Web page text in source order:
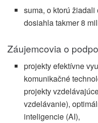
suma, o ktorú
dosiahla takmer 8
Záujemcovia o
projekty efektívne
komunikačné
projekty
vzdelávanie),
inteligencie (AI),